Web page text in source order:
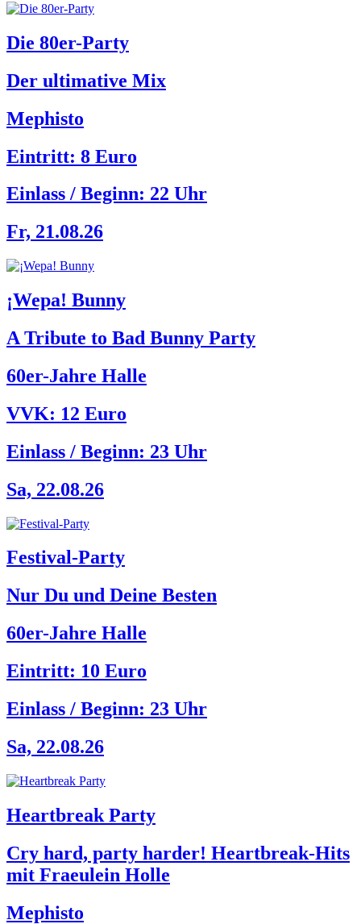
Die 80er-Party
Der ultimative Mix
Mephisto
Eintritt: 8 Euro
Einlass / Beginn: 22 Uhr
Fr, 21.08.26
¡Wepa! Bunny
A Tribute to Bad Bunny Party
60er-Jahre Halle
VVK: 12 Euro
Einlass / Beginn: 23 Uhr
Sa, 22.08.26
Festival-Party
Nur Du und Deine Besten
60er-Jahre Halle
Eintritt: 10 Euro
Einlass / Beginn: 23 Uhr
Sa, 22.08.26
Heartbreak Party
Cry hard, party harder! Heartbreak-Hits
mit Fraeulein Holle
Mephisto